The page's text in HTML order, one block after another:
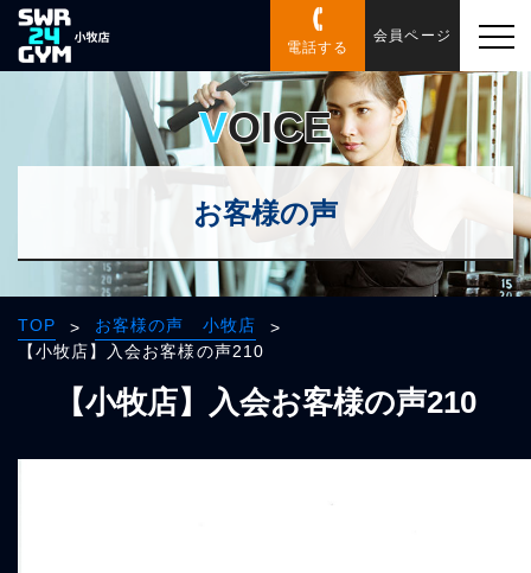
電話する
会員ページ
VOICE
お客様の声
TOP > お客様の声 小牧店
>
【小牧店】入会お客様の声210
【小牧店】入会お客様の声210